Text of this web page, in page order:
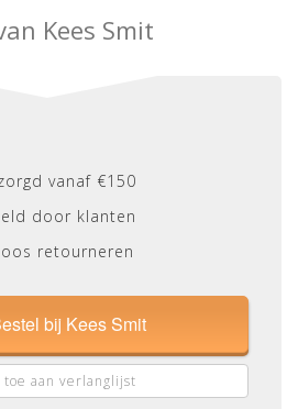
Kees Smit
vanaf €150
door klanten
retourneren
bij Kees Smit
toe aan verlanglijst